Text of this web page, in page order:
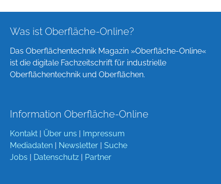
Was ist Oberfläche-Online?
Das Oberflächentechnik Magazin »Oberfläche-Online«
ist die digitale Fachzeitschrift für industrielle
Oberflächentechnik und Oberflächen.
Information Oberfläche-Online
Kontakt Über uns
Impressum
Mediadaten
Newsletter
Suche
Jobs
Datenschutz Partner